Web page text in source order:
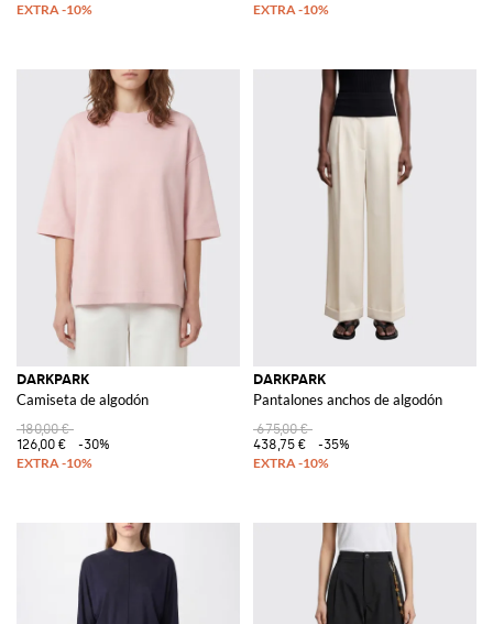
DARKPARK
Camiseta de algodón
180,00 €
126,00 €
-30%
DARKPARK
Pantalones anchos de algodón
675,00 €
438,75 €
-35%